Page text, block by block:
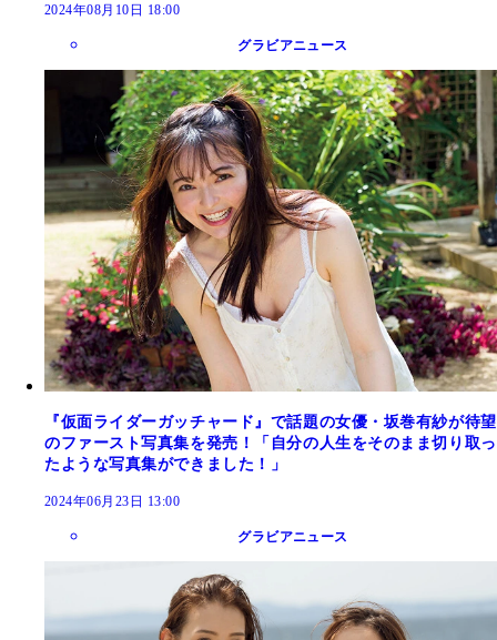
2024年08月10日 18:00
グラビアニュース
『仮面ライダーガッチャード』で話題の女優・坂巻有紗が待望
のファースト写真集を発売！「自分の人生をそのまま切り取っ
たような写真集ができました！」
2024年06月23日 13:00
グラビアニュース